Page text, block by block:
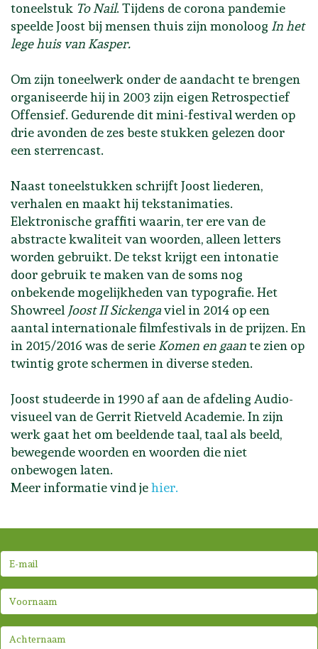
toneelstuk To Nail. Tijdens de corona pandemie
speelde Joost bij mensen thuis zijn monoloog In het
lege huis van Kasper.
Om zijn toneelwerk onder de aandacht te brengen
organiseerde hij in 2003 zijn eigen Retrospectief
Offensief. Gedurende dit mini-festival werden op
drie avonden de zes beste stukken gelezen door
een sterrencast.
Naast toneelstukken schrijft Joost liederen,
verhalen en maakt hij tekstanimaties.
Elektronische graffiti waarin, ter ere van de
abstracte kwaliteit van woorden, alleen letters
worden gebruikt. De tekst krijgt een intonatie
door gebruik te maken van de soms nog
onbekende mogelijkheden van typografie. Het
Showreel Joost II Sickengaviel in 2014 op een
aantal internationale filmfestivals in de prijzen. En
in 2015/2016 was de serieKomen en gaante zien op
twintig grote schermen in diverse steden.
Joost studeerde in 1990 af aan de afdeling Audio-
visueel van de Gerrit Rietveld Academie. In zijn
werk gaat het om beeldende taal, taal als beeld,
bewegende woorden en woorden die niet
onbewogen laten.
Meer informatie vind jehier.